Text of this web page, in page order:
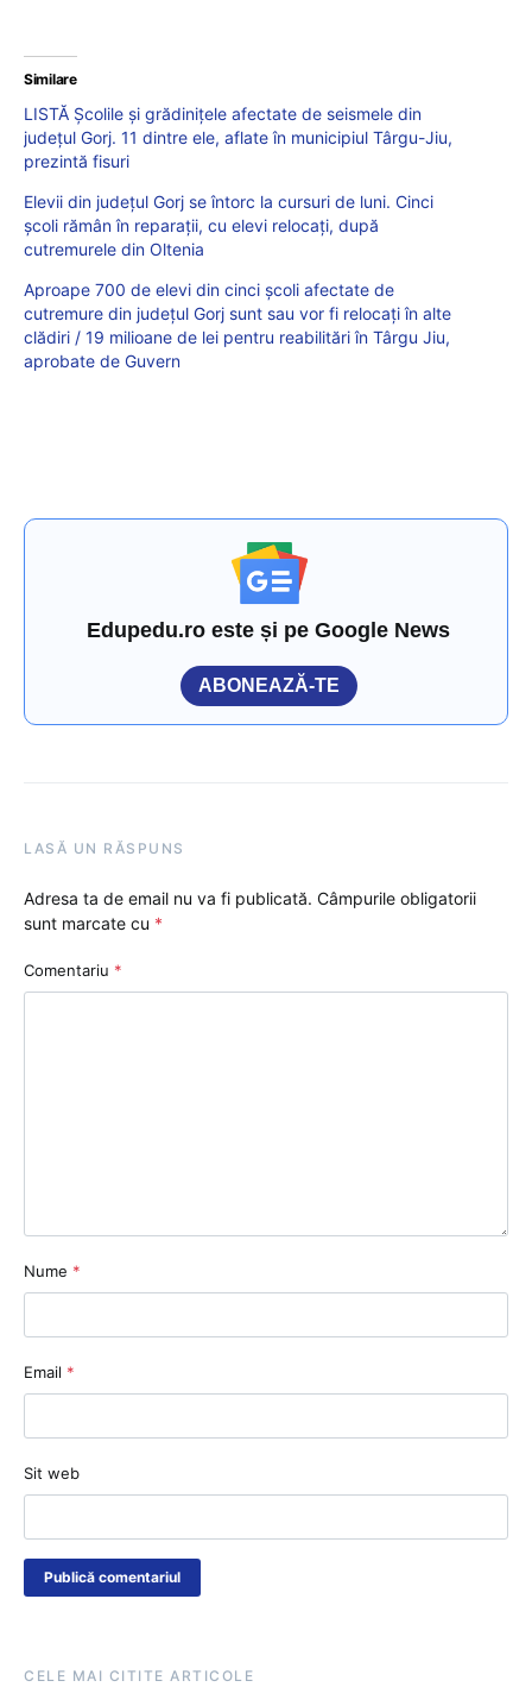
Similare
LISTĂ Școlile și grădinițele afectate de seismele din
județul Gorj. 11 dintre ele, aflate în municipiul Târgu-Jiu,
prezintă fisuri
Elevii din județul Gorj se întorc la cursuri de luni. Cinci
școli rămân în reparații, cu elevi relocați, după
cutremurele din Oltenia
Aproape 700 de elevi din cinci școli afectate de
cutremure din județul Gorj sunt sau vor fi relocați în alte
clădiri / 19 milioane de lei pentru reabilitări în Târgu Jiu,
aprobate de Guvern
Edupedu.ro este și pe Google News
ABONEAZĂ-TE
LASĂ UN RĂSPUNS
Adresa ta de email nu va fi publicată. Câmpurile obligatorii
sunt marcate cu *
Comentariu *
Nume *
Email *
Sit web
CELE MAI CITITE ARTICOLE